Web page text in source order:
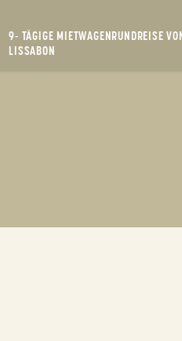
9- TÄGIGE MIETWAGENRUNDREISE
LISSABON